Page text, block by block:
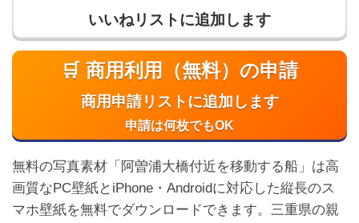
いいねリストに追加します
🛒 商用利用（無料）の申請
商用申請リストに追加します
申請は何枚でもOK
無料の写真素材「阿曽浦大橋付近を移動する船」は高
画質なPC壁紙とiPhone・Androidに対応した縦長のス
マホ壁紙を無料でダウンロードできます。三重県の親